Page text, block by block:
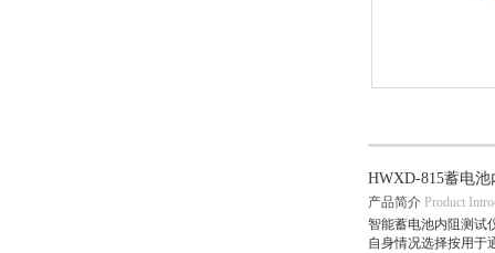
HWXD-815蓄电
产品简介 Product
智能蓄电池内阻测试
自身情况选择按用于